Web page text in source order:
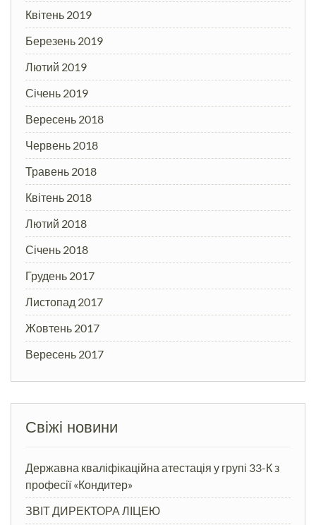
Квітень 2019
Березень 2019
Лютий 2019
Січень 2019
Вересень 2018
Червень 2018
Травень 2018
Квітень 2018
Лютий 2018
Січень 2018
Грудень 2017
Листопад 2017
Жовтень 2017
Вересень 2017
Свіжі новини
Державна кваліфікаційна атестація у групі 33-К з
професії «Кондитер»
ЗВІТ ДИРЕКТОРА ЛІЦЕЮ